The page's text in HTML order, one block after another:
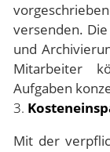
versenden.
und
Mitarbeiter
Aufgaben
3.
Mit der